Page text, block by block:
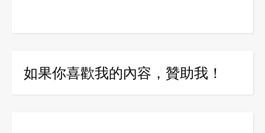
如果你喜歡我的內容，贊助我！